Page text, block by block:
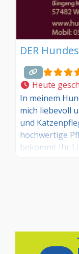
DER
Heute
In meinem
mich liebevoll
und
hochwertige
bekommt Ihr